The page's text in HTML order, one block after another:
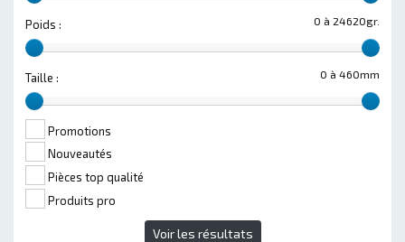
0 à 24620gr.
Poids :
0 à 460mm
Taille :
Promotions
Nouveautés
Pièces top qualité
Produits pro
Voir les résultats